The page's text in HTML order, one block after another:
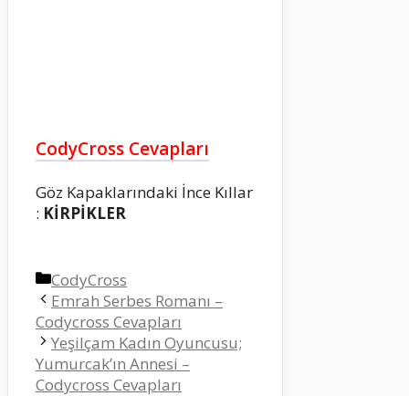
CodyCross Cevapları
Göz Kapaklarındaki İnce Kıllar
: KİRPİKLER
Kategoriler
CodyCross
Emrah Serbes Romanı –
Codycross Cevapları
Yeşilçam Kadın Oyuncusu;
Yumurcak’ın Annesi –
Codycross Cevapları